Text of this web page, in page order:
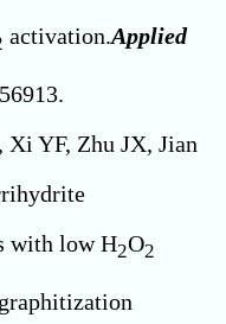
activation.Applied
YF, Zhu JX, Jian
with low H2O2